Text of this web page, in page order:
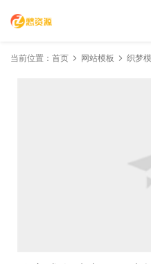
当前位置： 首页 网站模板 织梦